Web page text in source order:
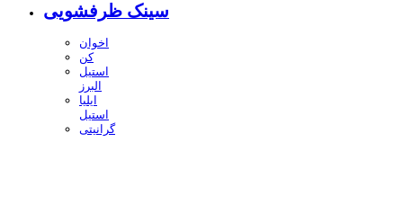
سینک ظرفشویی
اخوان
کن
استیل
البرز
ایلیا
استیل
گرانیتی